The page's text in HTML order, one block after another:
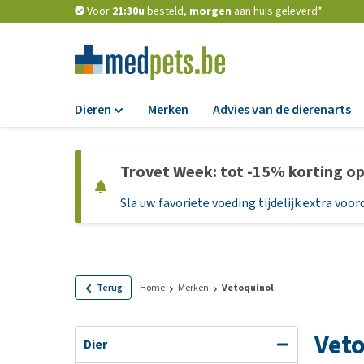
Voor 21:30u besteld, morgen aan huis geleverd*
Dieren
Hondenbrokken
Natvoer
Graanvrij
Glutenvrij
Merken Advies van de dierenarts
Trovet Week: tot -15% korting
Sla uw favoriete voeding tijdelijk extra
Terug Home Merken Vetoquinol
Dier